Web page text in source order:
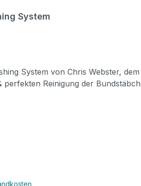
System
System von Chris Webster,
perfekten Reinigung der